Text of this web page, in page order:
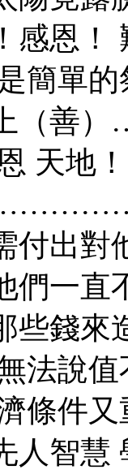
感恩！
簡單的
（善
天地！
付出對
們一
些錢來
法說
條件
人智慧